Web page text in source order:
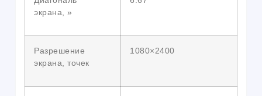
экрана, »
Разрешение
экрана, точек
1080×2400